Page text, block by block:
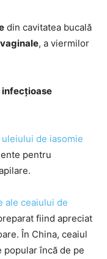
din cavitatea bucală
, a viermilor
infecțioase
de iasomie
pentru
ale ceaiului de
fiind apreciat
În China, ceaiul
încă de pe